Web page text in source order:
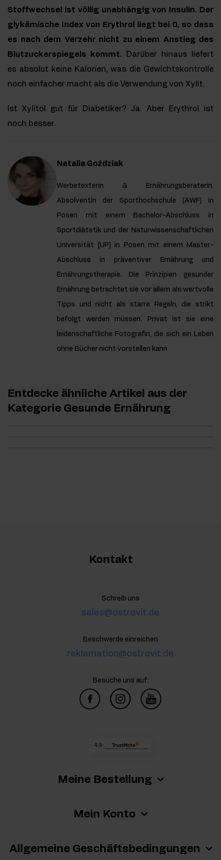
Stoffwechsel ist völlig unabhängig von Insulin. Der
glykämische Index von Erythrol liegt bei 0, so dass
es nach dem Verzehr nicht zu einem Anstieg des
Blutzuckerspiegels kommt. Darüber hinaus liefert
es absolut keine Kalorien, was die Gewichtskontrolle
noch einfacher macht als die Verwendung von Xylit.
Ist Xylitol gut für Diabetiker? Ja. Aber Erythrol ist
noch besser.
Natalia Goździak
Werbetexterin & Ernährungsberaterin.
Absolventin der Sporthochschule (AWF) in
Posen mit einem Bachelor-Abschluss in
Sportdiätetik und der Naturwissenschaftlichen
Universität (UP) in Posen mit einem Master-
Abschluss in präventiver Ernährung und
Ernährungstherapie. Die Prinzipien gesunder
Ernährung betrachtet sie vor allem als wertvolle
Tipps und nicht als starre Regeln, die strikt
befolgt werden müssen. Privat ist sie eine
leidenschaftliche Fotografin, die sich ein Leben
ohne Bücher nicht vorstellen kann
Entdecke ähnliche Artikel aus der
Kategorie Gesunde Ernährung
Meine Bestellung
Mein Konto
Allgemeine Geschäftsbedingungen
Kontakt
Schreib uns
sales@ostrovit.de
Beschwerde einreichen
reklamation@ostrovit.de
Besuche uns auf:
4.9
Basierend auf 73 221Bewertungen von jeher